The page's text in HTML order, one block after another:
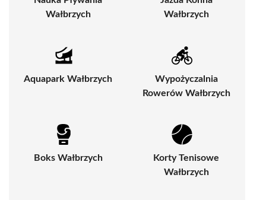
Wałbrzych
Wałbrzych
Aquapark Wałbrzych
Wypożyczalnia
Rowerów Wałbrzych
Boks Wałbrzych
Korty Tenisowe
Wałbrzych